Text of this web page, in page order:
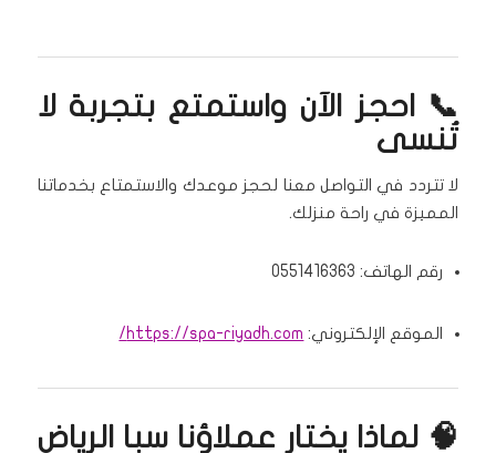
📞 احجز الآن واستمتع بتجربة لا
تُنسى
لا تتردد في التواصل معنا لحجز موعدك والاستمتاع بخدماتنا
المميزة في راحة منزلك.
رقم الهاتف: 0551416363
الموقع الإلكتروني: https://spa-riyadh.com/
🧠 لماذا يختار عملاؤنا سبا الرياض